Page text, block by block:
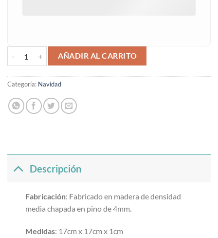
Sobre Papá Noel cantidadAÑADIR AL CARRITO
Categoría: Navidad
Descripción
Fabricación: Fabricado en madera de densidad
media chapada en pino de 4mm.
Medidas: 17cm x 17cm x 1cm